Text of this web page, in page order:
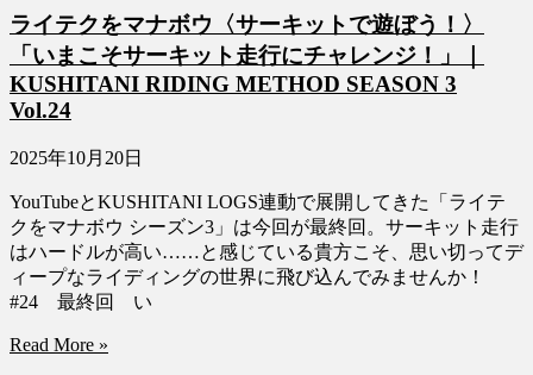
ライテクをマナボウ〈サーキットで遊ぼう！〉
「いまこそサーキット走行にチャレンジ！」｜
KUSHITANI RIDING METHOD SEASON 3
Vol.24
2025年10月20日
YouTubeとKUSHITANI LOGS連動で展開してきた「ライテ
クをマナボウ シーズン3」は今回が最終回。サーキット走行
はハードルが高い……と感じている貴方こそ、思い切ってデ
ィープなライディングの世界に飛び込んでみませんか！
#24 最終回 い
Read More »